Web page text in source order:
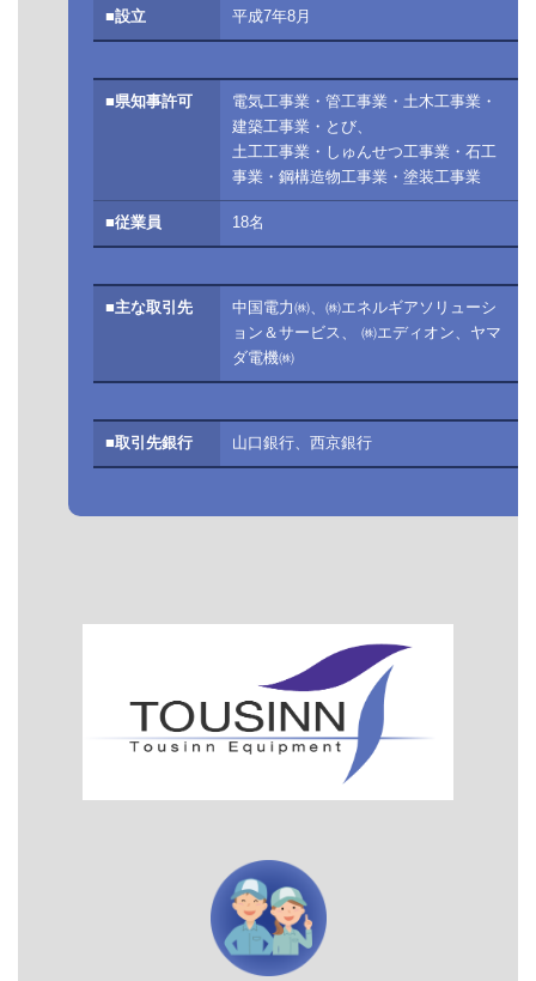
■設立 平成7年8月
■県知事許可
電気工事業・管工事業・土木工事業・
建築工事業・とび、
土工工事業・しゅんせつ工事業・石工
事業・鋼構造物工事業・塗装工事業
■従業員 18名
■主な取引先
中国電力㈱、㈱エネルギアソリューシ
ョン＆サービス、 ㈱エディオン、ヤマ
ダ電機㈱
■取引先銀行 山口銀行、西京銀行